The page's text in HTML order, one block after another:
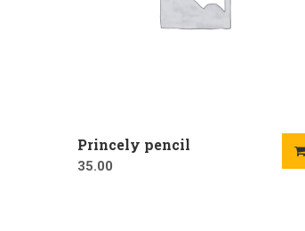
Princely pencil
35.00